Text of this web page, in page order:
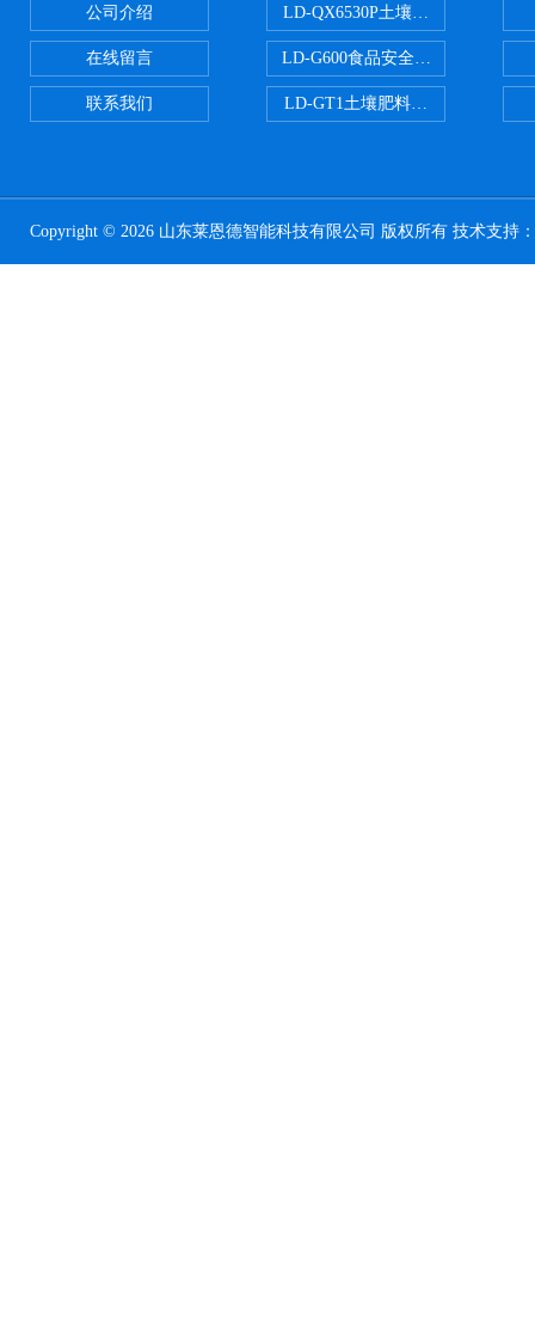
公司介绍
在线留言
联系我们
LD-QX6530P土壤氧化还原电位检
LD-G600食品安全检测仪
LD-GT1土壤肥料养分检测仪
Copyright © 2026 山东莱恩德智能科技有限公司 版权所有 技术支持：